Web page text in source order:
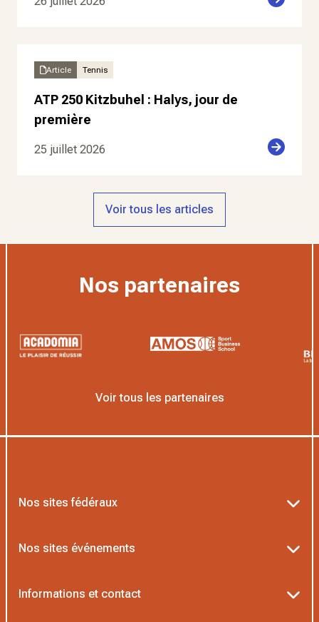
Article Tennis
ATP 250 Kitzbuhel : Halys, jour de
première
25 juillet 2026
Voir tous les articles
Nos partenaires
Voir tous les partenaires
Nos sites fédéraux
Nos sites événements
Informations et contact